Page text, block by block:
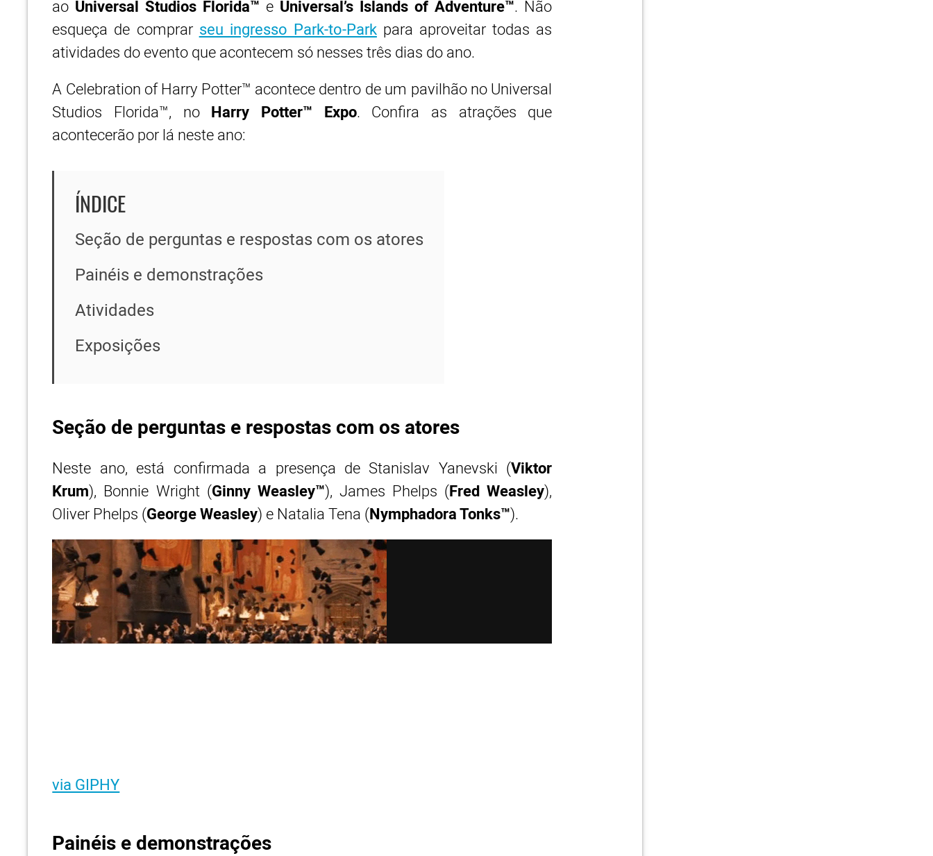
ao Universal Studios Florida™ e Universal’s Islands of Adventure™. Não
esqueça de comprar seu ingresso Park-to-Parkpara aproveitar todas as
atividades do evento que acontecem só nesses três dias do ano.
A Celebration of Harry Potter™ acontece dentro de um pavilhão no Universal
Studios Florida™, no Harry Potter™ Expo. Confira as atrações que
acontecerão por lá neste ano:
ÍNDICE
Seção de perguntas e respostas com os atores
Painéis e demonstrações
Atividades
Exposições
Seção de perguntas e respostas com os atores
Neste ano, está confirmada a presença de Stanislav Yanevski (Viktor
Krum), Bonnie Wright (Ginny Weasley™), James Phelps (Fred Weasley),
Oliver Phelps (George Weasley) e Natalia Tena (Nymphadora Tonks™).
via GIPHY
Painéis e demonstrações